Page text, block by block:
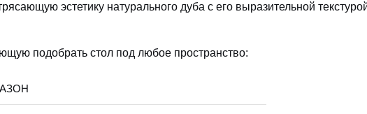
эстетику натурального дуба с его выразительной
подобрать стол под любое пространство: